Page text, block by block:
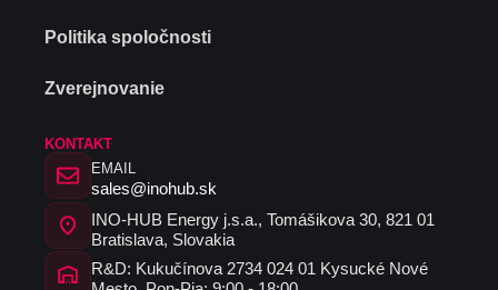
Politika spoločnosti
Zverejnovanie
KONTAKT
EMAIL
sales@inohub.sk
INO-HUB Energy j.s.a., Tomášikova 30, 821 01
Bratislava, Slovakia
R&D: Kukučínova 2734 024 01 Kysucké Nové